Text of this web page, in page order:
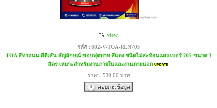
view
รหัส : 002-V-TOA-RLN705
TOA สีทาถนน สีตีเส้น สัญลักษณ์ ขอบฟุตบาท สีแดง ชนิดไม่สะท้อนแสง เบอร์ 705 ขนาด 3
ลิตร เหมาะสำหรับงานภายในและงานภายนอก
ราคา: 530.00 บาท